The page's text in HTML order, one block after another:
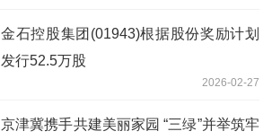
金石控股集团(01943)根据股份奖励计划
发行52.5万股
2026-02-27
京津冀携手共建美丽家园 “三绿”并举筑牢